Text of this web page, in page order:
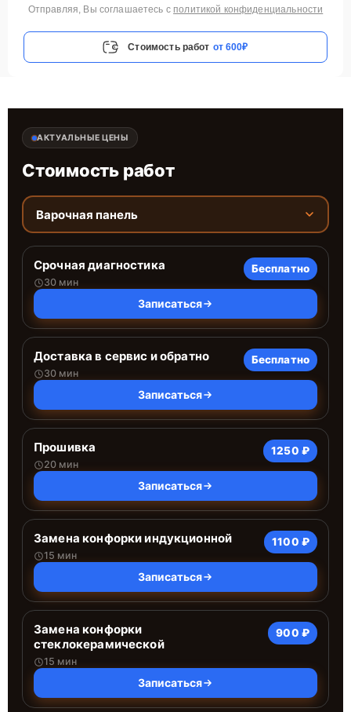
Отправляя, Вы соглашаетесь с политикой конфиденциальности
Стоимость работ от 600₽
АКТУАЛЬНЫЕ ЦЕНЫ
Стоимость работ
Варочная панель
Срочная диагностика
30 мин
Бесплатно
Записаться
Доставка в сервис и обратно
30 мин
Бесплатно
Записаться
Прошивка
20 мин
1250 ₽
Записаться
Замена конфорки индукционной
15 мин
1100 ₽
Записаться
Замена конфорки
стеклокерамической
15 мин
900 ₽
Записаться